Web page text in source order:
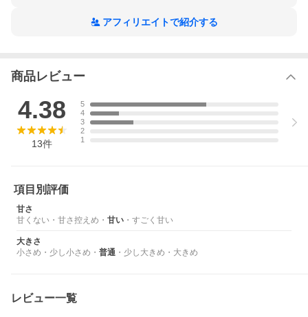
アフィリエイトで紹介する
商品レビュー
4.38
13件
5
4
3
2
1
項目別評価
甘さ
甘くない ・ 甘さ控えめ ・ 甘い ・ すごく甘い
大きさ
小さめ ・ 少し小さめ ・ 普通 ・ 少し大きめ ・ 大きめ
レビュー一覧